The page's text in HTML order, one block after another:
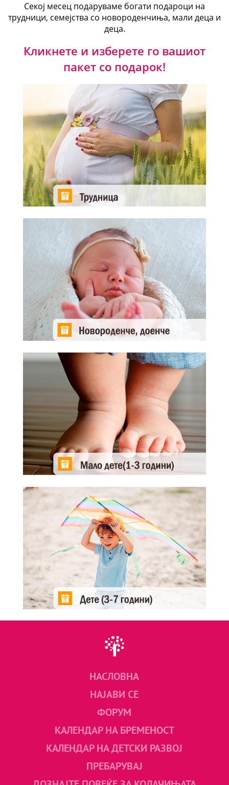
Секој месец подаруваме богати подароци на
трудници, семејства со новороденчиња, мали деца и
деца.
Кликнете и изберете го вашиот
пакет со подарок!
НАСЛОВНА
НАЈАВИ СЕ
ФОРУМ
КАЛЕНДАР НА БРЕМЕНОСТ
КАЛЕНДАР НА ДЕТСКИ РАЗВОЈ
ПРЕБАРУВАЈ